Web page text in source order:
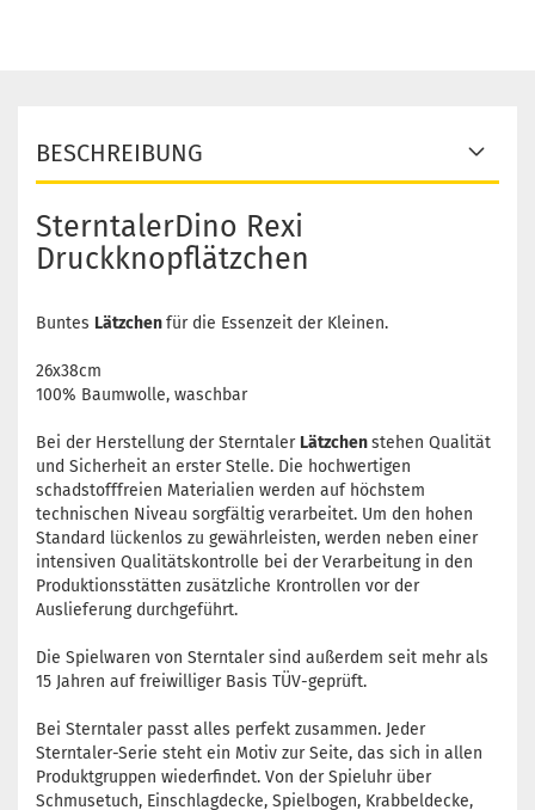
BESCHREIBUNG
SterntalerDino Rexi
Druckknopflätzchen
Buntes Lätzchenfür die Essenzeit der Kleinen.
26x38cm
100% Baumwolle, waschbar
Bei der Herstellung der Sterntaler Lätzchenstehen Qualität
und Sicherheit an erster Stelle. Die hochwertigen
schadstofffreien Materialien werden auf höchstem
technischen Niveau sorgfältig verarbeitet. Um den hohen
Standard lückenlos zu gewährleisten, werden neben einer
intensiven Qualitätskontrolle bei der Verarbeitung in den
Produktionsstätten zusätzliche Krontrollen vor der
Auslieferung durchgeführt.
Die Spielwaren von Sterntaler sind außerdem seit mehr als
15 Jahren auf freiwilliger Basis TÜV-geprüft.
Bei Sterntaler passt alles perfekt zusammen. Jeder
Sterntaler-Serie steht ein Motiv zur Seite, das sich in allen
Produktgruppen wiederfindet. Von der Spieluhr über
Schmusetuch, Einschlagdecke, Spielbogen, Krabbeldecke,